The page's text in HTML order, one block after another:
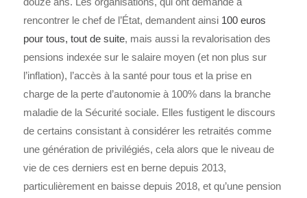
rencontrer le chef de l’État, demandent ainsi 100 euros
pour tous, tout de suite, mais aussi la revalorisation des
pensions indexée sur le salaire moyen (et non plus sur
l’inflation), l’accès à la santé pour tous et la prise en
charge de la perte d’autonomie à 100% dans la branche
maladie de la Sécurité sociale. Elles fustigent le discours
de certains consistant à considérer les retraités comme
une génération de privilégiés, cela alors que le niveau de
vie de ces derniers est en berne depuis 2013,
particulièrement en baisse depuis 2018, et qu’une pension